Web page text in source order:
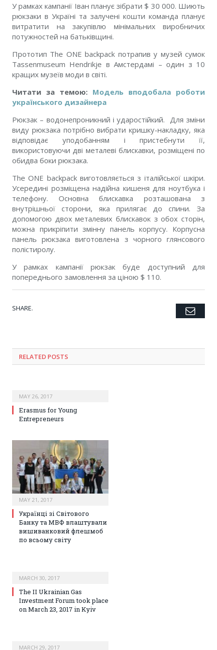
У рамках кампанії Іван планує зібрати $ 30 000. Шиють
рюкзаки в Україні та залучені кошти команда планує
витратити на закупівлю мінімальних виробничих
потужностей на батьківщині.
Прототип The ONE backpack потрапив у музей сумок
Tassenmuseum Hendrikje в Амстердамі – один з 10
кращих музеїв моди в світі.
Читати за темою: Модель вподобала роботи
українського дизайнера
Рюкзак – водонепроникний і ударостійкий. Для зміни
виду рюкзака потрібно вибрати кришку-накладку, яка
відповідає уподобанням і пристебнути її,
використовуючи дві металеві блискавки, розміщені по
обидва боки рюкзака.
The ONE backpack виготовляється з італійської шкіри.
Усередині розміщена надійна кишеня для ноутбука і
телефону. Основна блискавка розташована з
внутрішньої сторони, яка прилягає до спини. За
допомогою двох металевих блискавок з обох сторін,
можна прикріпити змінну панель корпусу. Корпусна
панель рюкзака виготовлена ​​з чорного глянсового
полістиролу.
У рамках кампанії рюкзак буде доступний для
попереднього замовлення за ціною $ 110.
SHARE. Twitter
Facebook
Google+
Pinterest
LinkedIn
Tumblr
RELATED POSTS
MAY 26, 2017
Erasmus for Young
Entrepreneurs
MAY 21, 2017
Українці зі Світового
Банку та МВФ влаштували
вишиванковий флешмоб
по всьому світу
MARCH 30, 2017
The II Ukrainian Gas
Investment Forum took place
on March 23, 2017 in Kyiv
MARCH 29, 2017